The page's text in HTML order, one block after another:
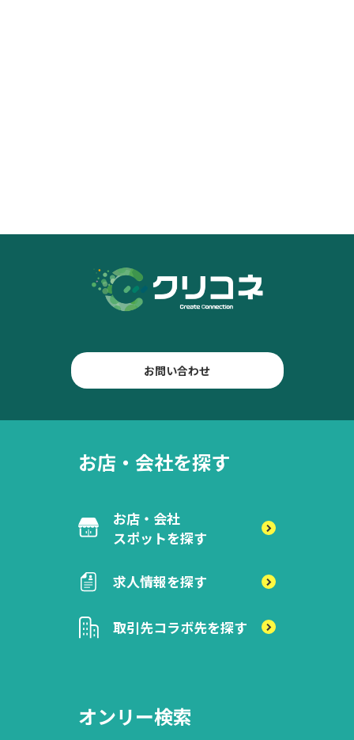
お問い合わせ
お店・会社を探す
お店・会社
スポットを探す
求人情報を探す
取引先コラボ先を探す
オンリー検索